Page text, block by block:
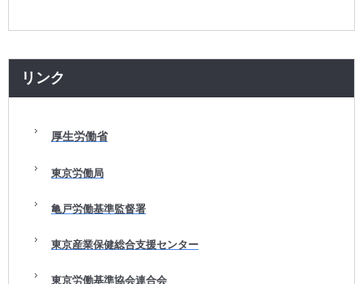
リンク
厚生労働省
東京労働局
亀戸労働基準監督署
東京産業保健総合支援センター
東京労働基準協会連合会